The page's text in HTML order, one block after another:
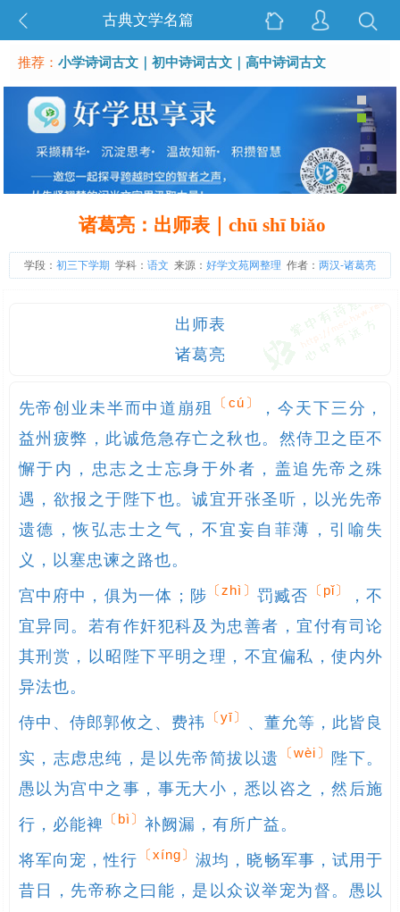
古典文学名篇
推荐：小学诗词古文 ｜初中诗词古文 ｜高中诗词古文
诸葛亮：出师表｜chū shī biǎo
学段： 初三下学期 学科： 语文 来源： 好学文苑网整理 作者： 两汉-诸葛亮
出师表
先帝创业未半而中道崩殂 〔cú〕
，今天下三分，
益州疲弊，此诚危急存亡之秋也。然侍卫之臣不
懈于内，忠志之士忘身于外者，盖追先帝之殊
遇，欲报之于陛下也。诚宜开张圣听，以光先帝
遗德，恢弘志士之气，不宜妄自菲薄，引喻失
义，以塞忠谏之路也。
宫中府中，俱为一体；陟 〔zhì〕 罚臧否 〔pǐ〕
，不
宜异同。若有作奸犯科及为忠善者，宜付有司论
其刑赏，以昭陛下平明之理，不宜偏私，使内外
异法也。
侍中、侍郎郭攸之、费祎
〔yī〕
、董允等，此皆良
实，志虑忠纯，是以先帝简拔以遗
〔wèi〕 陛下。
愚以为宫中之事，事无大小，悉以咨之，然后施
行，必能裨 〔bì〕 补阙漏，有所广益。
将军向宠，性行 〔xíng〕 淑均，晓畅军事，试用于
昔日，先帝称之曰能，是以众议举宠为督。愚以